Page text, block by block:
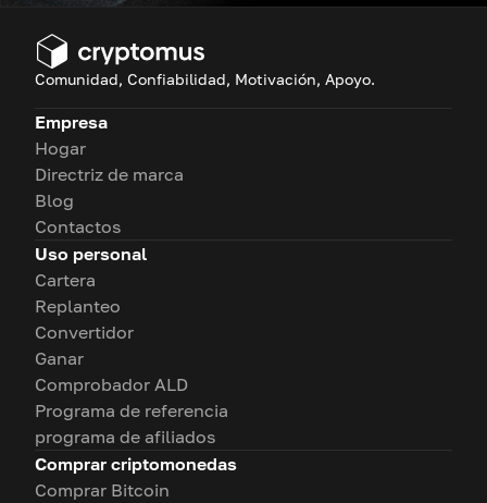
Comunidad, Confiabilidad, Motivación, Apoyo.
Empresa
Hogar
Directriz de marca
Blog
Contactos
Uso personal
Cartera
Replanteo
Convertidor
Ganar
Comprobador ALD
Programa de referencia
programa de afiliados
Comprar criptomonedas
Comprar Bitcoin